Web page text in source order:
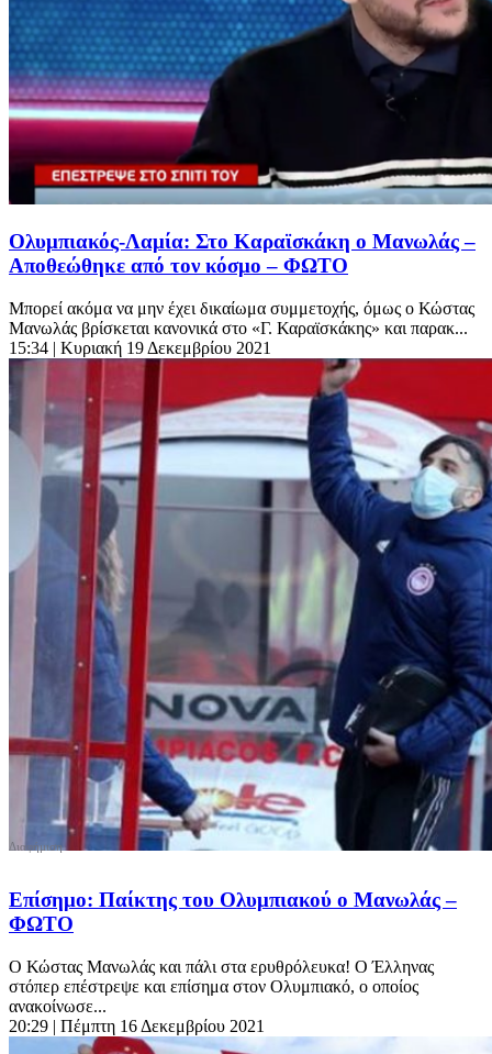
Oλυμπιακός-Λαμία: Στο Καραϊσκάκη ο Μανωλάς –
Αποθεώθηκε από τον κόσμο – ΦΩΤΟ
Μπορεί ακόμα να μην έχει δικαίωμα συμμετοχής, όμως ο Κώστας
Μανωλάς βρίσκεται κανονικά στο «Γ. Καραϊσκάκης» και παρακ...
15:34 | Κυριακή 19 Δεκεμβρίου 2021
Επίσημο: Παίκτης του Ολυμπιακού ο Μανωλάς –
ΦΩΤΟ
Ο Κώστας Μανωλάς και πάλι στα ερυθρόλευκα! Ο Έλληνας
στόπερ επέστρεψε και επίσημα στον Ολυμπιακό, ο οποίος
ανακοίνωσε...
20:29 | Πέμπτη 16 Δεκεμβρίου 2021